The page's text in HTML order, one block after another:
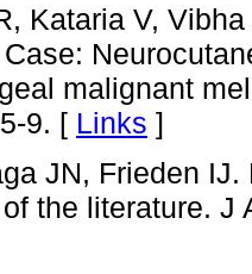
Kataria V,
malignant
9. [ Links ]
JN, Frieden
the literature. J